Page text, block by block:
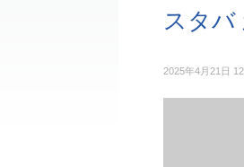
スタバ
2025年4月21日